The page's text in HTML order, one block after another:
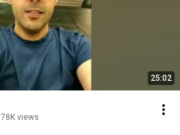
25:02
78K views